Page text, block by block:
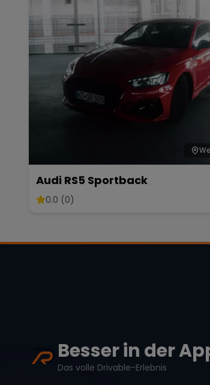
Audi RS5 Sportback
0.0 (0)
Besser in der
Das volle Drivable-Erlebnis